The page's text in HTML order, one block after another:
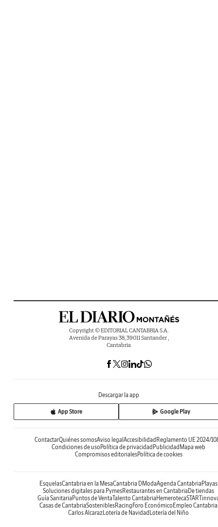
Copyright © EDITORIAL CANTABRIA S.A.
Avenida de Parayas 38, 39011 Santander ,
Cantabria
Descargar la app
App Store Google Play
ContactarQuiénes somosAviso legalAccesibilidadReglamento UE 2024/
Condiciones de usoPolítica de privacidadPublicidadMapa web
Compromisos editorialesPolítica de cookies
EsquelasCantabria en la MesaCantabria DModaAgenda CantabriaPlayas
Soluciones digitales para PymesRestaurantes en CantabriaDe tiendas
Guía SanitariaPuntos de VentaTalento CantabriaHemeroteca
Casas de CantabriaSosteniblesRacingForo EconómicoEmpleo Cantabria
Carlos AlcarazLotería de NavidadLotería del Niño